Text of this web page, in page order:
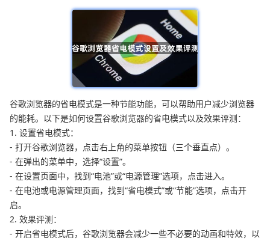
谷歌浏览器的省电模式是一种节能功能，可以帮助用户减少浏览器
的能耗。以下是如何设置谷歌浏览器的省电模式以及效果评测：
1. 设置省电模式：
- 打开谷歌浏览器，点击右上角的菜单按钮（三个垂直点）。
- 在弹出的菜单中，选择“设置”。
- 在设置页面中，找到“电池”或“电源管理”选项，点击进入。
- 在电池或电源管理页面，找到“省电模式”或“节能”选项，点击开
启。
2. 效果评测：
- 开启省电模式后，谷歌浏览器会减少一些不必要的动画和特效，以